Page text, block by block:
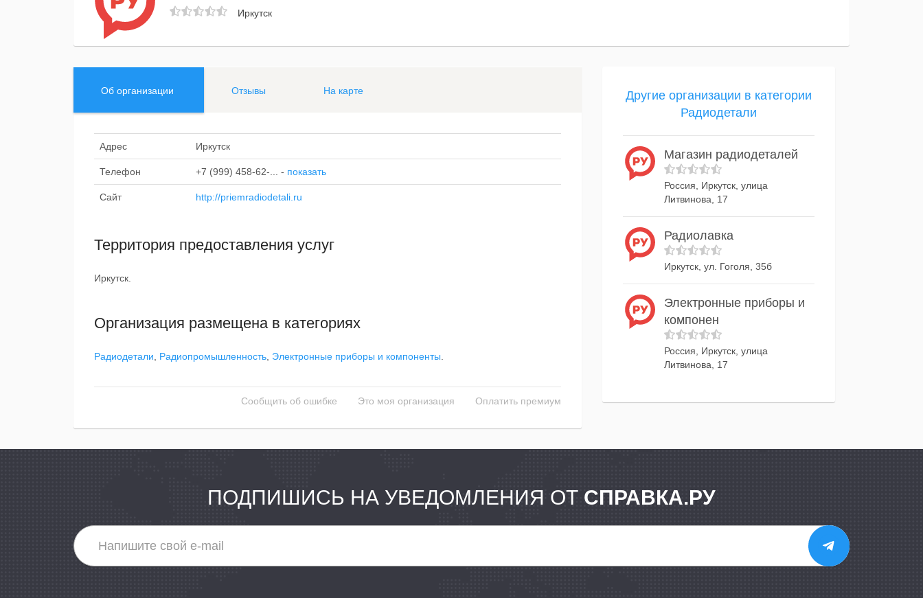
Иркутск
Об организации Отзывы На карте
Адрес Иркутск
Телефон +7 (999) 458-62-... - показать
Сайт http://priemradiodetali.ru
Территория предоставления услуг
Иркутск.
Организация размещена в категориях
Радиодетали Радиопромышленность Электронные приборы и компоненты
Сообщить об ошибке Это моя организация Оплатить премиум
Другие организации в категории
Радиодетали
Магазин радиодеталей
Россия, Иркутск, улица
Литвинова, 17
Радиолавка
Иркутск, ул. Гоголя, 35б
Электронные приборы и
компонен
Россия, Иркутск, улица
Литвинова, 17
ПОДПИШИСЬ НА УВЕДОМЛЕНИЯ ОТ СПРАВКА.РУ